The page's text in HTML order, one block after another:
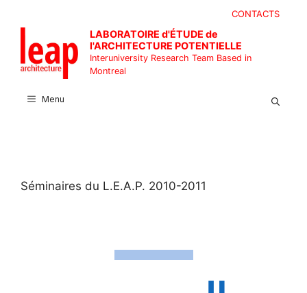
content
CONTACTS
LABORATOIRE d'ÉTUDE de
l'ARCHITECTURE POTENTIELLE
Interuniversity Research Team Based in
Montreal
Menu
Séminaires du L.E.A.P. 2010-2011